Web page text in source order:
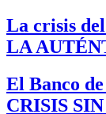
La crisis
LA
El Banco
CRISIS